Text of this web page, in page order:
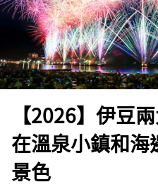
【2026】伊豆
在溫泉小鎮和
景色